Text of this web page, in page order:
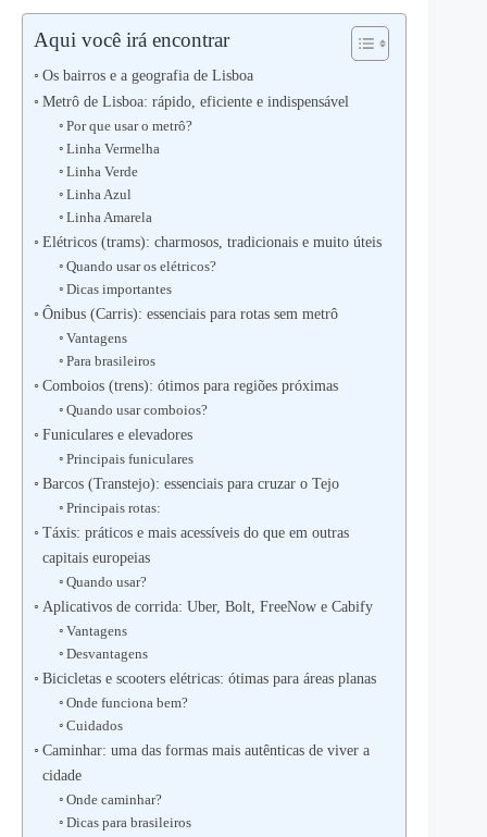
Aqui você irá encontrar
Os bairros e a geografia de Lisboa
Metrô de Lisboa: rápido, eficiente e indispensável
Por que usar o metrô?
Linha Vermelha
Linha Verde
Linha Azul
Linha Amarela
Elétricos (trams): charmosos, tradicionais e muito úteis
Quando usar os elétricos?
Dicas importantes
Ônibus (Carris): essenciais para rotas sem metrô
Vantagens
Para brasileiros
Comboios (trens): ótimos para regiões próximas
Quando usar comboios?
Funiculares e elevadores
Principais funiculares
Barcos (Transtejo): essenciais para cruzar o Tejo
Principais rotas:
Táxis: práticos e mais acessíveis do que em outras
capitais europeias
Quando usar?
Aplicativos de corrida: Uber, Bolt, FreeNow e Cabify
Vantagens
Desvantagens
Bicicletas e scooters elétricas: ótimas para áreas planas
Onde funciona bem?
Cuidados
Caminhar: uma das formas mais autênticas de viver a
cidade
Onde caminhar?
Dicas para brasileiros